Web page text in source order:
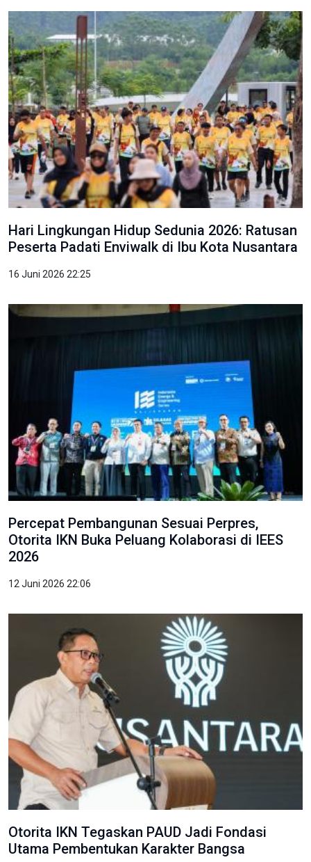
Hari Lingkungan Hidup Sedunia 2026: Ratusan
Peserta Padati Enviwalk di Ibu Kota Nusantara
16 Juni 2026 22:25
Percepat Pembangunan Sesuai Perpres,
Otorita IKN Buka Peluang Kolaborasi di IEES
2026
12 Juni 2026 22:06
Otorita IKN Tegaskan PAUD Jadi Fondasi
Utama Pembentukan Karakter Bangsa